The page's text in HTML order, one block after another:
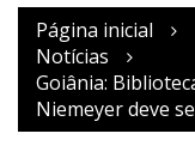
Página inicial
Notícias
Goiânia:
Niemeyer deve